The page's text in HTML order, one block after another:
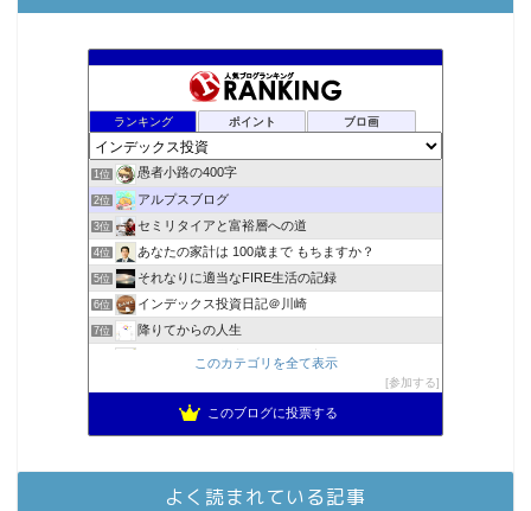
ランキング ポイント ブロ画
1位 愚者小路の400字
2位 アルプスブログ
3位 セミリタイアと富裕層への道
4位 あなたの家計は 100歳まで もちますか？
5位 それなりに適当なFIRE生活の記録
6位 インデックス投資日記＠川崎
7位 降りてからの人生
スパコンSEが効率的投資で一家セミリタイアするブログ
2023年(46歳)FIRE！！！＠20XX年FIRE！！！
11位 3階建ての資産形成
庶民的家族がインデックス投資でセミリタイア目指してみた
このカテゴリを全て表示
参加する
このブログに投票する
よく読まれている記事